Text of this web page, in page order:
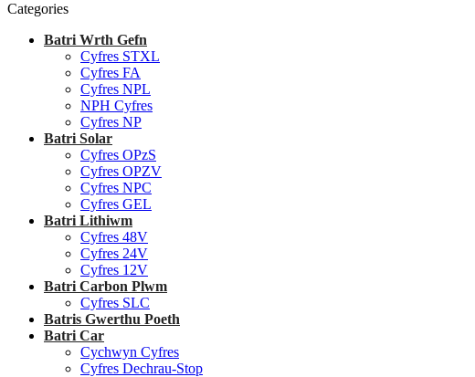
Categories
Batri Wrth Gefn
Cyfres STXL
Cyfres FA
Cyfres NPL
NPH Cyfres
Cyfres NP
Batri Solar
Cyfres OPzS
Cyfres OPZV
Cyfres NPC
Cyfres GEL
Batri Lithiwm
Cyfres 48V
Cyfres 24V
Cyfres 12V
Batri Carbon Plwm
Cyfres SLC
Batris Gwerthu Poeth
Batri Car
Cychwyn Cyfres
Cyfres Dechrau-Stop